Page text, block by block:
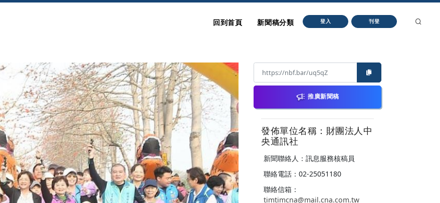
回到首頁 新聞稿分類 登入 刊登
推廣新聞稿
發佈單位名稱：財團法人中
央通訊社
新聞聯絡人：訊息服務核稿員
聯絡電話：02-25051180
聯絡信箱：
timtimcna@mail.cna.com.tw